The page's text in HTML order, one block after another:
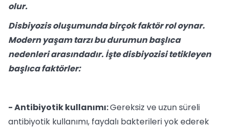
olur.
Disbiyozis oluşumunda birçok faktör rol oynar.
Modern yaşam tarzı bu durumun başlıca
nedenleri arasındadır. İşte disbiyozisi tetikleyen
başlıca faktörler:
- Antibiyotik kullanımı:Gereksiz ve uzun süreli
antibiyotik kullanımı, faydalı bakterileri yok ederek